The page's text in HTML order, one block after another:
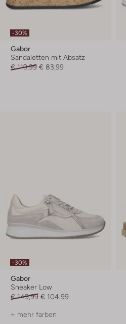
-30%
Gabor
Sandaletten mit Absatz
€ 119,99 € 83,99
-30%
Gabor
Sneaker Low
€ 149,99 € 104,99
+ mehr farben